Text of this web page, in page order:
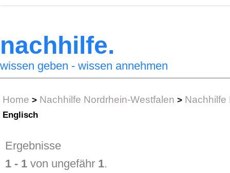
nachhilfe.
wissen geben - wissen annehmen
Home > Nachhilfe Nordrhein-Westfalen > Nachhilfe
Englisch
Ergebnisse
1 - 1 von ungefähr 1.